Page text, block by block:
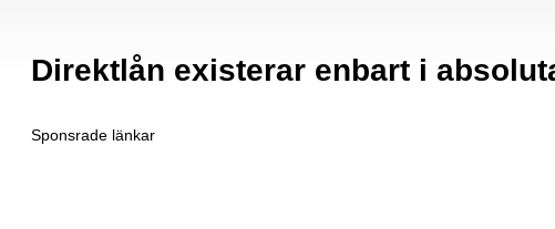
Direktlån existerar enbart i
Sponsrade länkar